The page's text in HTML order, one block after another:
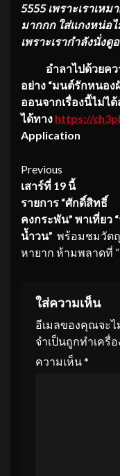
5555 เพราะเราเห
มากกก ใส่เเกงหน่อ
เพราะเรากำลังนั่งดู
อำลาไปด้วยค
อย่าง “มนต์รักหนอง
ออนจากเรื่องนี้ไม่ไ
ได้ทาง https://
Application
Continue
Reading
Previous
เสาร์ที่ 1 9 นี้
รายการ “ศักดิ์สิทธิ์
คงกระพัน” พาเที่ยว
น้ำวน” พร้อมชมวัต
หายาก ห้ามพลาดที่ “
ใส่ความเห็น
อีเมลของคุณจะ
จำเป็นถูกทำเครื่
ความเห็น*